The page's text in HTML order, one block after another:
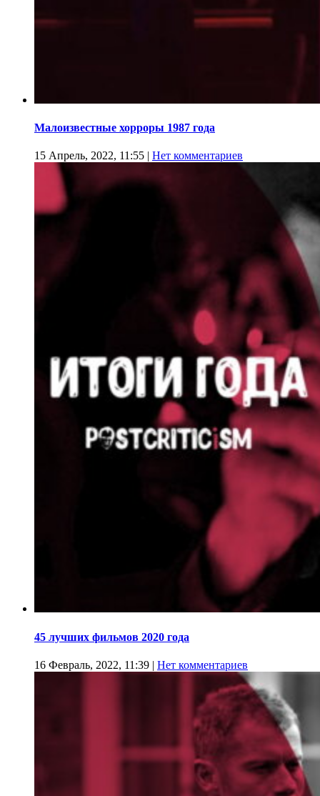
Малоизвестные хорроры 1987 года
15 Апрель, 2022, 11:55 | Нет комментариев
45 лучших фильмов 2020 года
16 Февраль, 2022, 11:39 | Нет комментариев